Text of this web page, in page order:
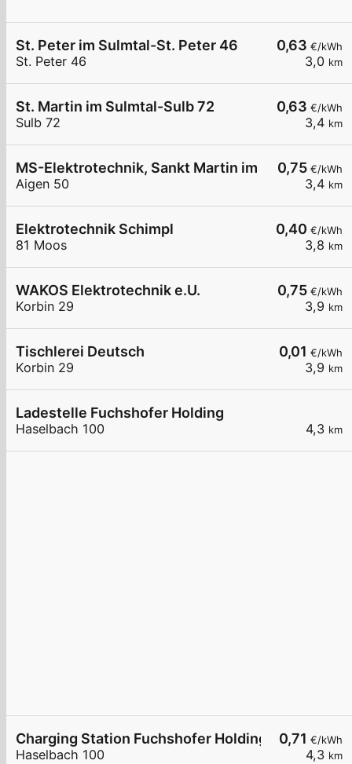
0,63 €/kWh
3,0 km
St. Peter im Sulmtal-St. Peter 46
St. Peter 46
0,63 €/kWh
3,4 km
St. Martin im Sulmtal-Sulb 72
Sulb 72
0,75 €/kWh
3,4 km
MS-Elektrotechnik, Sankt Martin im Sulmtal
Aigen 50
0,40 €/kWh
3,8 km
Elektrotechnik Schimpl
81 Moos
0,75 €/kWh
3,9 km
WAKOS Elektrotechnik e.U.
Korbin 29
0,01 €/kWh
3,9 km
Tischlerei Deutsch
Korbin 29
4,3 km
Ladestelle Fuchshofer Holding
Haselbach 100
0,71 €/kWh
4,3 km
Charging Station Fuchshofer Holding
Haselbach 100